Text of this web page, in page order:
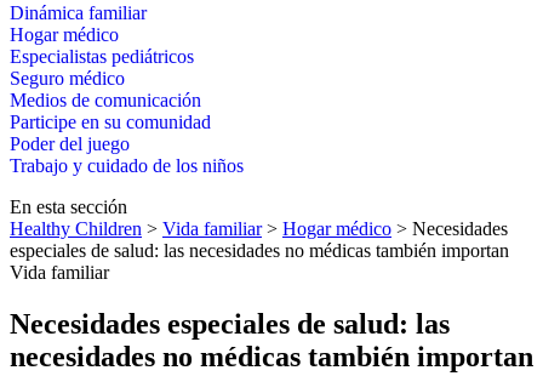
Dinámica familiar
Hogar médico
Especialistas pediátricos
Seguro médico
Medios de comunicación
Participe en su comunidad
Poder del juego
Trabajo y cuidado de los niños
En esta sección
Healthy Children > Vida familiar> Hogar médico > Necesidades
especiales de salud: las necesidades no médicas también importan
Vida familiar
Necesidades especiales de salud: las
necesidades no médicas también importan